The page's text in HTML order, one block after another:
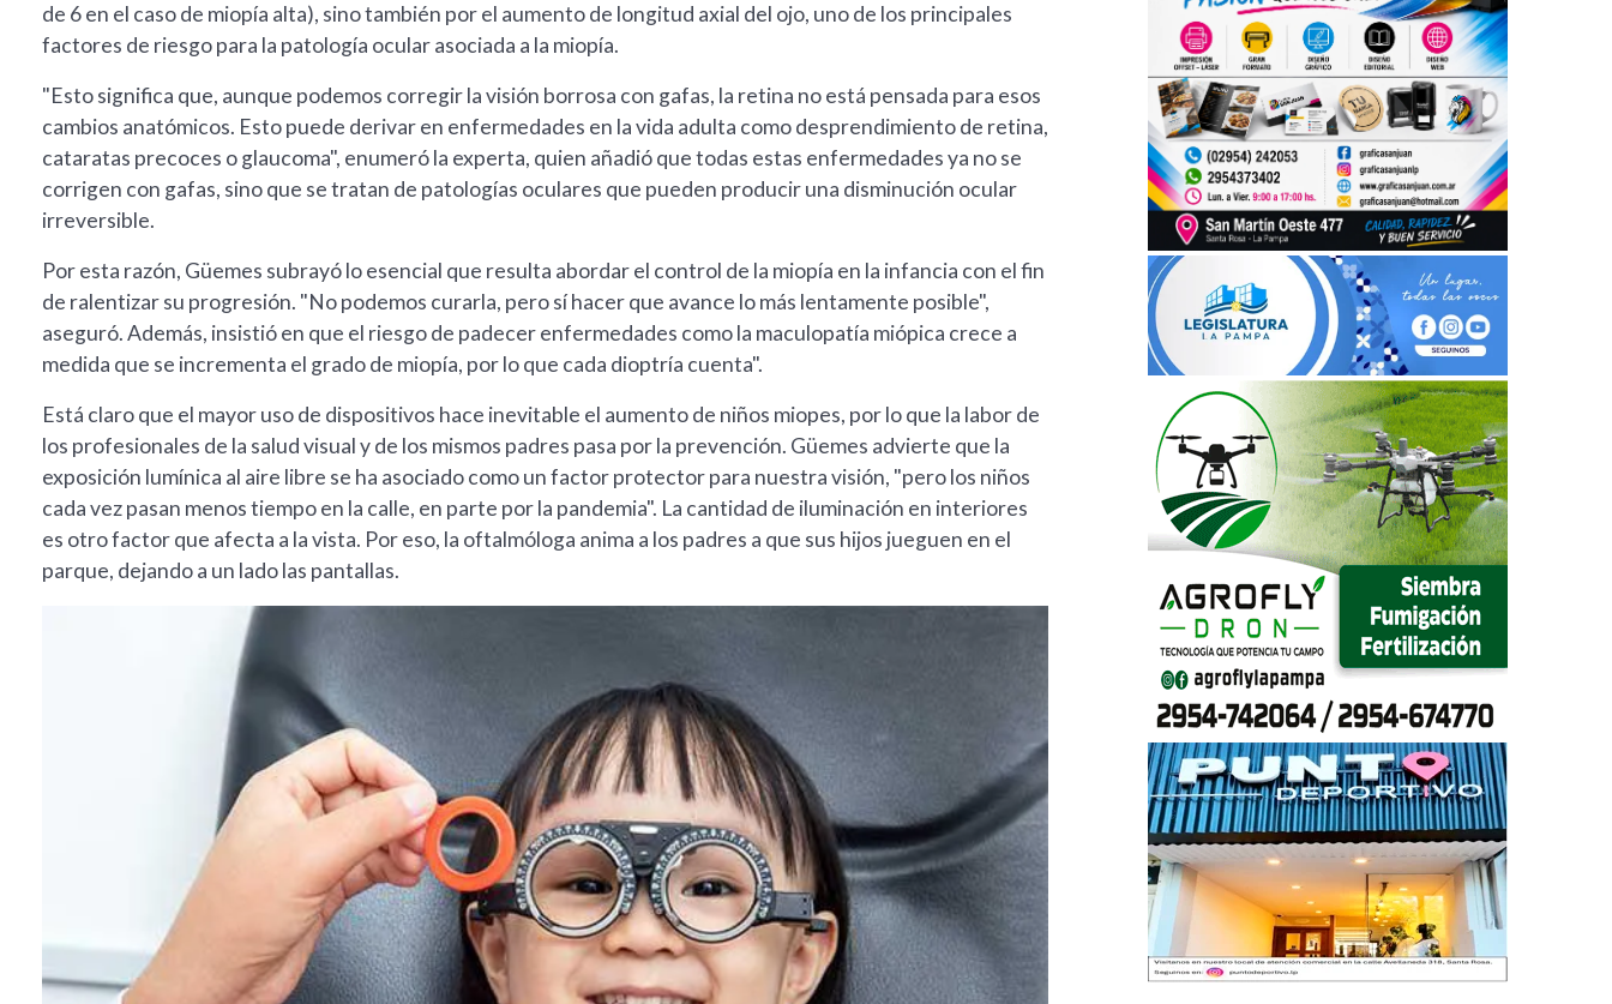
de 6 en el caso de miopía alta), sino también por el aumento de longitud axial del ojo, uno de los principales
factores de riesgo para la patología ocular asociada a la miopía.
"Esto significa que, aunque podemos corregir la visión borrosa con gafas, la retina no está pensada para esos
cambios anatómicos. Esto puede derivar en enfermedades en la vida adulta como desprendimiento de retina,
cataratas precoces o glaucoma", enumeró la experta, quien añadió que todas estas enfermedades ya no se
corrigen con gafas, sino que se tratan de patologías oculares que pueden producir una disminución ocular
irreversible.
Por esta razón, Güemes subrayó lo esencial que resulta abordar el control de la miopía en la infancia con el fin
de ralentizar su progresión. "No podemos curarla, pero sí hacer que avance lo más lentamente posible",
aseguró. Además, insistió en que el riesgo de padecer enfermedades como la maculopatía miópica crece a
medida que se incrementa el grado de miopía, por lo que cada dioptría cuenta".
Está claro que el mayor uso de dispositivos hace inevitable el aumento de niños miopes, por lo que la labor de
los profesionales de la salud visual y de los mismos padres pasa por la prevención. Güemes advierte que la
exposición lumínica al aire libre se ha asociado como un factor protector para nuestra visión, "pero los niños
cada vez pasan menos tiempo en la calle, en parte por la pandemia". La cantidad de iluminación en interiores
es otro factor que afecta a la vista. Por eso, la oftalmóloga anima a los padres a que sus hijos jueguen en el
parque, dejando a un lado las pantallas.